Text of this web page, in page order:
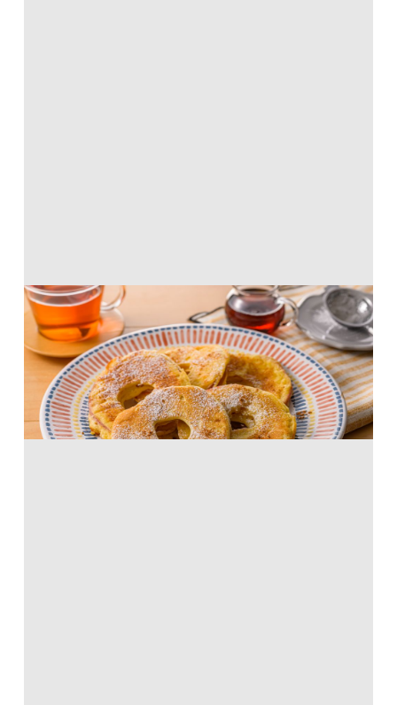
新食感！アップルシナモンパンケーキ
ホットケーキミックス